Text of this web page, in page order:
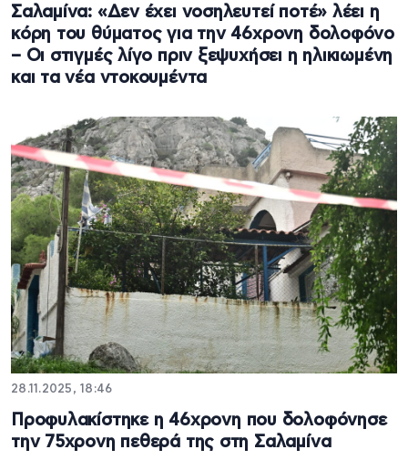
Σαλαμίνα: «Δεν έχει νοσηλευτεί ποτέ» λέει η
κόρη του θύματος για την 46χρονη δολοφόνο
– Οι στιγμές λίγο πριν ξεψυχήσει η ηλικιωμένη
και τα νέα ντοκουμέντα
28.11.2025, 18:46
Προφυλακίστηκε η 46χρονη που δολοφόνησε
την 75χρονη πεθερά της στη Σαλαμίνα